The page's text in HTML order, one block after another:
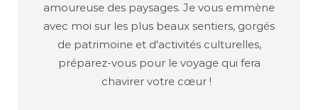
amoureuse des paysages. Je vous emmène
avec moi sur les plus beaux sentiers, gorgés
de patrimoine et d'activités culturelles,
préparez-vous pour le voyage qui fera
chavirer votre cœur !